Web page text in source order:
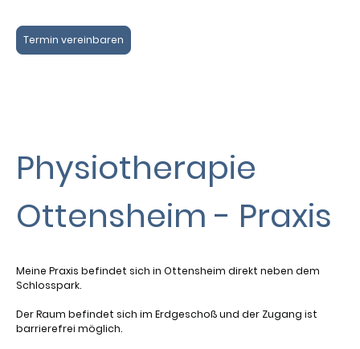
Termin vereinbaren
Physiotherapie
Ottensheim - Praxis
Meine Praxis befindet sich in Ottensheim direkt neben dem
Schlosspark.
Der Raum befindet sich im Erdgeschoß und der Zugang ist
barrierefrei möglich.